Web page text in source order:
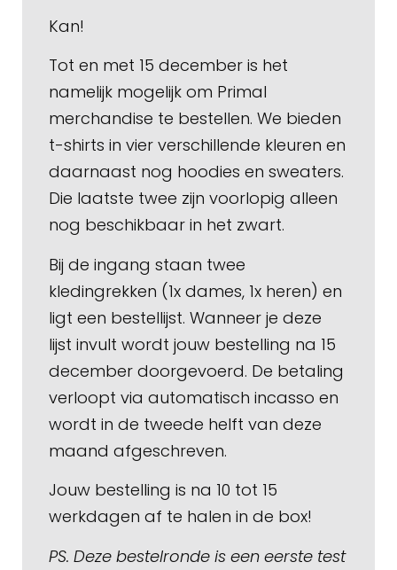
Kan!
Tot en met 15 december is het
namelijk mogelijk om Primal
merchandise te bestellen. We bieden
t-shirts in vier verschillende kleuren en
daarnaast nog hoodies en sweaters.
Die laatste twee zijn voorlopig alleen
nog beschikbaar in het zwart.
Bij de ingang staan twee
kledingrekken (1x dames, 1x heren) en
ligt een bestellijst. Wanneer je deze
lijst invult wordt jouw bestelling na 15
december doorgevoerd. De betaling
verloopt via automatisch incasso en
wordt in de tweede helft van deze
maand afgeschreven.
Jouw bestelling is na 10 tot 15
werkdagen af te halen in de box!
PS. Deze bestelronde is een eerste test